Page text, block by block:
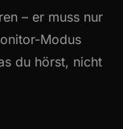
– er muss nur
Modus
du hörst, nicht